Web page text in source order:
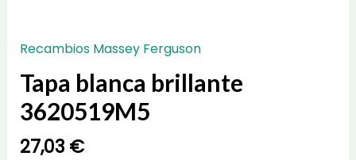
Recambios Massey Ferguson
Tapa blanca brillante
3620519M5
27,03 €